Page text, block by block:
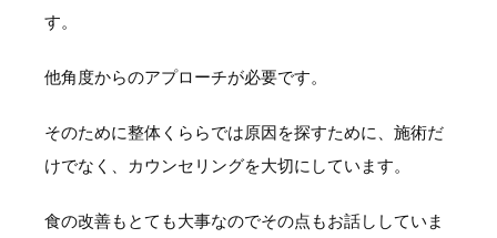
す。
他角度からのアプローチが必要です。
そのために整体くららでは原因を探すために、施術だ
けでなく、カウンセリングを大切にしています。
食の改善もとても大事なのでその点もお話ししていま